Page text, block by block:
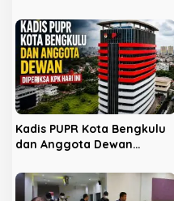
Proyek di Pemkot Bengkulu
Kadis PUPR Kota Bengkulu
dan Anggota Dewan